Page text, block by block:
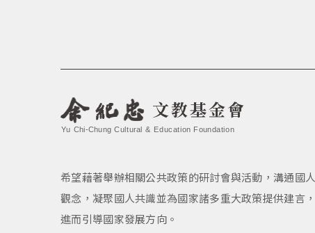
文教基金會
Yu Chi-Chung Cultural & Education Foundation
希望藉著舉辦相關公共政策的研討會與活動，溝通國人
觀念，凝聚國人共識並為國家諸多重大政策提供建言，
進而引導國家發展方向。